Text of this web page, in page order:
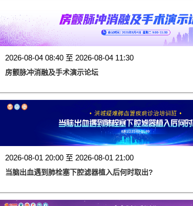
2026-08-04 08:40 至 2026-08-04 11:30
房颤脉冲消融及手术演示论坛
2026-08-01 20:00 至 2026-08-01 21:00
当脑出血遇到肺栓塞下腔滤器植入后何时取出?